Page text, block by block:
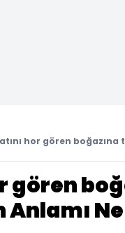
hor gören
gören